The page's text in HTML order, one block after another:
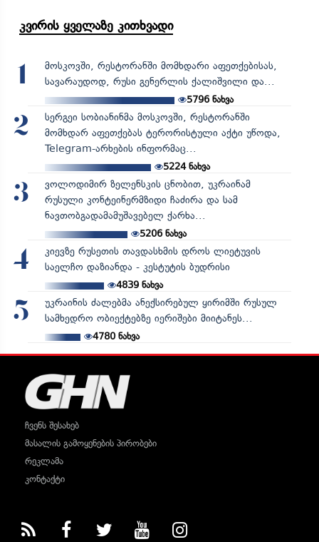
კვირის ყველაზე კითხვადი
1
მოსკოვში, რესტორანში მომხდარი აფეთქებისას,
სავარაუდოდ, რუსი გენერლის ქალიშვილი და...
5796ნახვა
2
სერგეი სობიანინმა მოსკოვში, რესტორანში
მომხდარ აფეთქებას ტერორისტული აქტი უწოდა,
Telegram-არხების ინფორმაც...
5224ნახვა
3
ვოლოდიმირ ზელენსკის ცნობით, უკრაინამ
რუსული კონტეინერმზიდი ჩაძირა და სამ
ნავთობგადამამუშავებელ ქარხა...
5206ნახვა
4
კიევზე რუსეთის თავდასხმის დროს ლიეტუვის
საელჩო დაზიანდა - კესტუტის ბუდრისი
4839ნახვა
5
უკრაინის ძალებმა ანექსირებულ ყირიმში რუსულ
სამხედრო ობიექტებზე იერიშები მიიტანეს...
4780ნახვა
ჩვენს შესახებ
მასალის გამოყენების პირობები
რეკლამა
კონტაქტი